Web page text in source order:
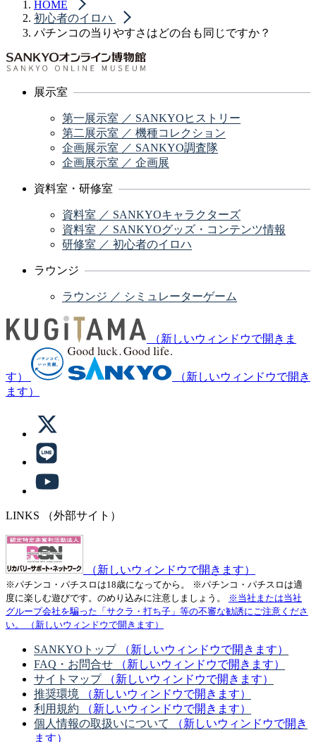
HOME
初心者のイロハ
パチンコの当りやすさはどの台も同じですか？
展示室
第一展示室 ／ SANKYOヒストリー
第二展示室 ／ 機種コレクション
企画展示室 ／ SANKYO調査隊
企画展示室 ／ 企画展
資料室・研修室
資料室 ／ SANKYOキャラクターズ
資料室 ／ SANKYOグッズ・コンテンツ情報
研修室 ／ 初心者のイロハ
ラウンジ
ラウンジ ／ シミュレーターゲーム
（新しいウィンドウで開きま
す）
（新しいウィンドウで開き
ます）
LINKS （外部サイト）
（新しいウィンドウで開きます）
※パチンコ・パチスロは18歳になってから。
※パチンコ・パチスロは適
度に楽しむ遊びです。のめり込みに注意しましょう。
※当社または当社
グループ会社を騙った「サクラ・打ち子」等の不審な勧誘にご注意くださ
い。
（新しいウィンドウで開きます）
SANKYOトップ
（新しいウィンドウで開きます）
FAQ・お問合せ
（新しいウィンドウで開きます）
サイトマップ
（新しいウィンドウで開きます）
推奨環境
（新しいウィンドウで開きます）
利用規約
（新しいウィンドウで開きます）
個人情報の取扱いについて
（新しいウィンドウで開き
ます）